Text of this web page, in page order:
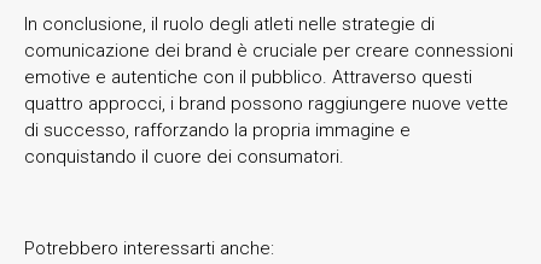
In conclusione, il ruolo degli atleti nelle strategie di
comunicazione dei brand è cruciale per creare connessioni
emotive e autentiche con il pubblico. Attraverso questi
quattro approcci, i brand possono raggiungere nuove vette
di successo, rafforzando la propria immagine e
conquistando il cuore dei consumatori.
Potrebbero interessarti anche: